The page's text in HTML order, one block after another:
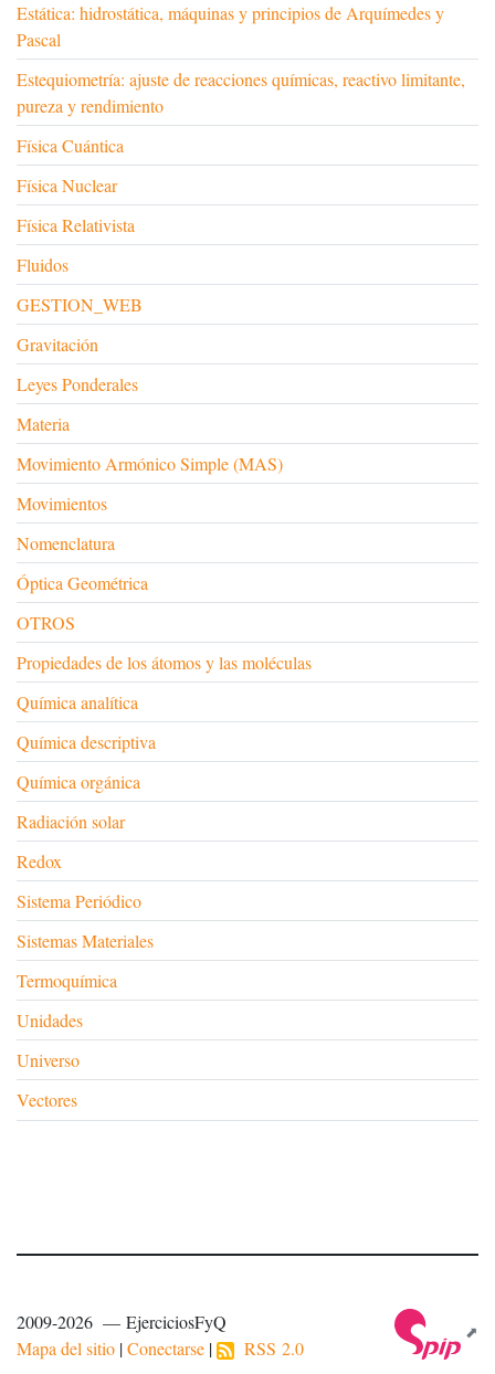
Estática: hidrostática, máquinas y principios de Arquímedes y
Pascal
Estequiometría: ajuste de reacciones químicas, reactivo limitante,
pureza y rendimiento
Física Cuántica
Física Nuclear
Física Relativista
Fluidos
GESTION_WEB
Gravitación
Leyes Ponderales
Materia
Movimiento Armónico Simple (MAS)
Movimientos
Nomenclatura
Óptica Geométrica
OTROS
Propiedades de los átomos y las moléculas
Química analítica
Química descriptiva
Química orgánica
Radiación solar
Redox
Sistema Periódico
Sistemas Materiales
Termoquímica
Unidades
Universo
Vectores
2009-2026 — EjerciciosFyQ
Mapa del sitio |Conectarse | RSS 2.0